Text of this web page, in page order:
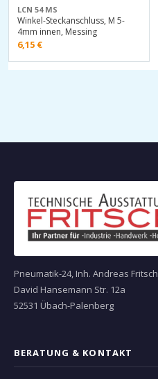
LCN 54 MS
Winkel-Steckanschluss, M 5-
4mm innen, Messing
6,15 €
Pneumatik-24, Inh. Andreas Fritsch
David Hansemann Str. 12a
52531 Übach-Palenberg
BERATUNG & KONTAKT